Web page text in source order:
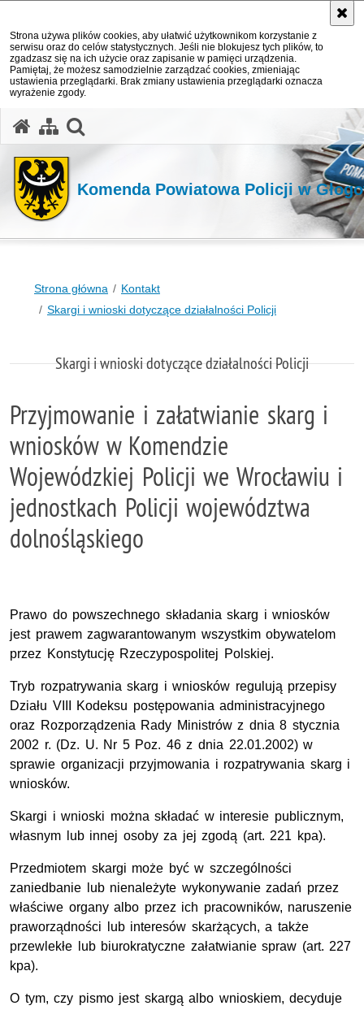
Strona używa plików cookies, aby ułatwić użytkownikom korzystanie z
serwisu oraz do celów statystycznych. Jeśli nie blokujesz tych plików, to
zgadzasz się na ich użycie oraz zapisanie w pamięci urządzenia.
Pamiętaj, że możesz samodzielnie zarządzać cookies, zmieniając
ustawienia przeglądarki. Brak zmiany ustawienia przeglądarki oznacza
wyrażenie zgody.
Komenda Powiatowa Policji w
Strona główna
Kontakt
Skargi i wnioski dotyczące działalności Policji
Skargi i wnioski dotyczące działalności Policji
Przyjmowanie i załatwianie skarg i
wniosków w Komendzie
Wojewódzkiej Policji we Wrocławiu i
jednostkach Policji województwa
dolnośląskiego
Prawo do powszechnego składania skarg i wniosków
jest prawem zagwarantowanym wszystkim obywatelom
przez Konstytucję Rzeczypospolitej Polskiej.
Tryb rozpatrywania skarg i wniosków regulują przepisy
Działu VIII Kodeksu postępowania administracyjnego
oraz Rozporządzenia Rady Ministrów z dnia 8 stycznia
2002 r. (Dz. U. Nr 5 Poz. 46 z dnia 22.01.2002) w
sprawie organizacji przyjmowania i rozpatrywania skarg i
wniosków.
Skargi i wnioski można składać w interesie publicznym,
własnym lub innej osoby za jej zgodą (art. 221 kpa).
Przedmiotem skargi może być w szczególności
zaniedbanie lub nienależyte wykonywanie zadań przez
właściwe organy albo przez ich pracowników, naruszenie
praworządności lub interesów skarżących, a także
przewlekłe lub biurokratyczne załatwianie spraw (art. 227
kpa).
O tym, czy pismo jest skargą albo wnioskiem, decyduje